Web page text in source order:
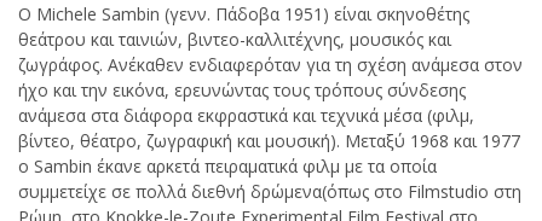
O Michele Sambin (γενν. Πάδοβα 1951) είναι σκηνοθέτης
θεάτρου και ταινιών, βιντεο-καλλιτέχνης, μουσικός και
ζωγράφος. Ανέκαθεν ενδιαφερόταν για τη σχέση ανάμεσα στον
ήχο και την εικόνα, ερευνώντας τους τρόπους σύνδεσης
ανάμεσα στα διάφορα εκφραστικά και τεχνικά μέσα (φιλμ,
βίντεο, θέατρο, ζωγραφική και μουσική). Μεταξύ 1968 και 1977
ο Sambin έκανε αρκετά πειραματικά φιλμ με τα οποία
συμμετείχε σε πολλά διεθνή δρώμενα(όπως στο Filmstudio στη